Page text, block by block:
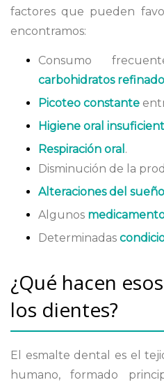
factores que pueden
encontramos:
Consumo
carbohidratos
Picoteo constante
Higiene oral
Respiración oral .
Disminución de la
Alteraciones del sueño
Algunos
Determinadas
¿Qué hacen
los dientes?
El esmalte dental es el
humano, formado